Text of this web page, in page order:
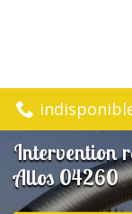
Intervention
Allos 04260